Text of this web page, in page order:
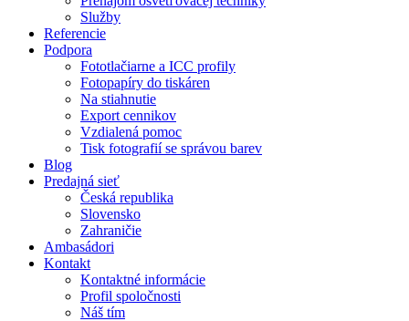
Služby
Referencie
Podpora
Fototlačiarne a ICC profily
Fotopapíry do tiskáren
Na stiahnutie
Export cennikov
Vzdialená pomoc
Tisk fotografií se správou barev
Blog
Predajná sieť
Česká republika
Slovensko
Zahraničie
Ambasádori
Kontakt
Kontaktné informácie
Profil spoločnosti
Náš tím